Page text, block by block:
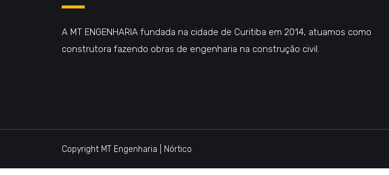
A MT ENGENHARIA fundada na cidade de Curitiba em 2014, atuamos como
construtora fazendo obras de engenharia na construção civil.
Copyright MT Engenharia | Nórtico